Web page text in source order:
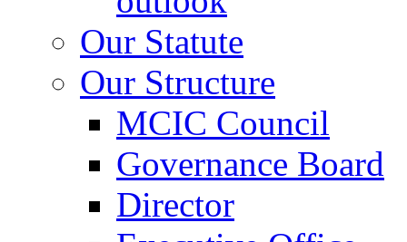
Our Statute
Our Structure
MCIC Council
Governance Board
Director